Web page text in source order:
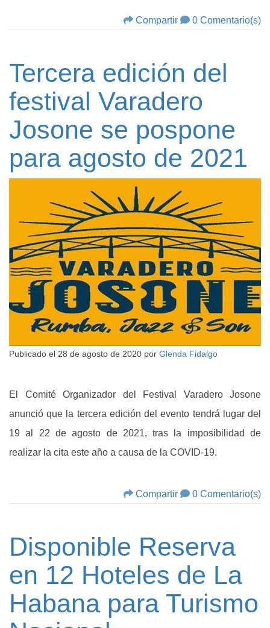
Compartir 0 Comentario(s)
Tercera edición del
festival Varadero
Josone se pospone
para agosto de 2021
Publicado el 28 de agosto de 2020 por Glenda Fidalgo
El Comité Organizador del Festival Varadero Josone
anunció que la tercera edición del evento tendrá lugar del
19 al 22 de agosto de 2021, tras la imposibilidad de
realizar la cita este año a causa de la COVID-19.
Compartir 0 Comentario(s)
Disponible Reserva
en 12 Hoteles de La
Habana para Turismo